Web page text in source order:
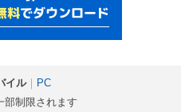
イル｜ PC
制限されます